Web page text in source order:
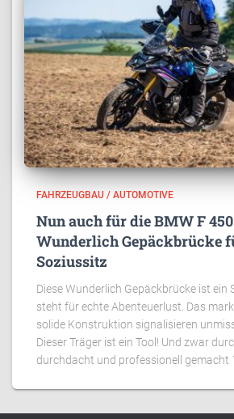
FAHRZEUGBAU / AUTOMOTIVE
Nun auch für die BMW F 450
Wunderlich Gepäckbrücke
Soziussitz
Diese Wunderlich Gepäckbrücke ist ein
steht für echte Abenteuerlust. Das
solide Konstruktion signalisieren
Dieser Träger ist ein Tool! Und zwar
durchdacht und professionell gemacht